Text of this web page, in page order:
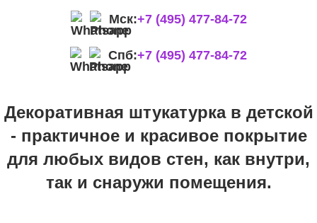
Мск:+7 (495) 477-84-72
Спб:+7 (495) 477-84-72
Декоративная штукатурка в детской
- практичное и красивое покрытие
для любых видов стен, как внутри,
так и снаружи помещения.